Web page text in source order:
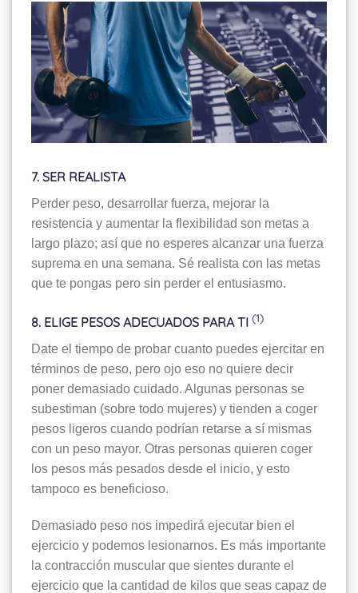
7. SER REALISTA
Perder peso, desarrollar fuerza, mejorar la
resistencia y aumentar la flexibilidad son metas a
largo plazo; así que no esperes alcanzar una fuerza
suprema en una semana. Sé realista con las metas
que te pongas pero sin perder el entusiasmo.
8. ELIGE PESOS ADECUADOS PARA TI (1)
Date el tiempo de probar cuanto puedes ejercitar en
términos de peso, pero ojo eso no quiere decir
poner demasiado cuidado. Algunas personas se
subestiman (sobre todo mujeres) y tienden a coger
pesos ligeros cuando podrían retarse a sí mismas
con un peso mayor. Otras personas quieren coger
los pesos más pesados desde el inicio, y esto
tampoco es beneficioso.
Demasiado peso nos impedirá ejecutar bien el
ejercicio y podemos lesionarnos. Es más importante
la contracción muscular que sientes durante el
ejercicio que la cantidad de kilos que seas capaz de